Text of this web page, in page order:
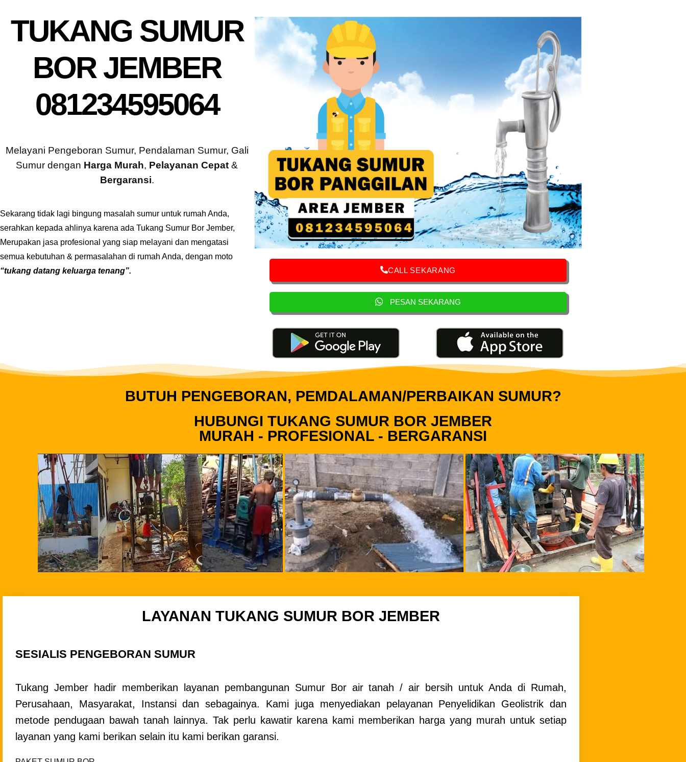
TUKANG SUMUR
BOR JEMBER
081234595064
Melayani Pengeboran Sumur, Pendalaman Sumur, Gali
Sumur dengan Harga Murah, Pelayanan Cepat &
Bergaransi.
Sekarang tidak lagi bingung masalah sumur untuk rumah Anda,
serahkan kepada ahlinya karena ada Tukang Sumur Bor Jember,
Merupakan jasa profesional yang siap melayani dan mengatasi
semua kebutuhan & permasalahan di rumah Anda, dengan moto
“tukang datang keluarga tenang”.
CALL SEKARANG
PESAN SEKARANG
BUTUH PENGEBORAN, PEMDALAMAN/PERBAIKAN SUMUR?
HUBUNGI TUKANG SUMUR BOR JEMBER
MURAH - PROFESIONAL - BERGARANSI
LAYANAN TUKANG SUMUR BOR JEMBER
SESIALIS PENGEBORAN SUMUR
Tukang Jember hadir memberikan layanan pembangunan Sumur Bor air tanah / air bersih untuk Anda di Rumah,
Perusahaan, Masyarakat, Instansi dan sebagainya. Kami juga menyediakan pelayanan Penyelidikan Geolistrik dan
metode pendugaan bawah tanah lainnya. Tak perlu kawatir karena kami memberikan harga yang murah untuk setiap
layanan yang kami berikan selain itu kami berikan garansi.